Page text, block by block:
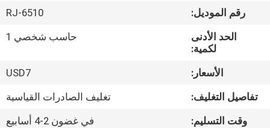
معلومات
في
المعمل
رقم الموديل:
RJ-6510
الحد الأدنى
لكمية:
حاسب شخصي 1
الأسعار:
USD7
تفاصيل التغليف:
تغليف الصادرات القياسية
وقت التسليم:
في غضون 2-4 أسابيع